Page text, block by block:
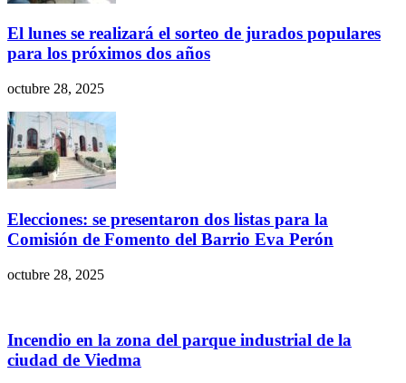
El lunes se realizará el sorteo de jurados populares
para los próximos dos años
octubre 28, 2025
Elecciones: se presentaron dos listas para la
Comisión de Fomento del Barrio Eva Perón
octubre 28, 2025
Incendio en la zona del parque industrial de la
ciudad de Viedma